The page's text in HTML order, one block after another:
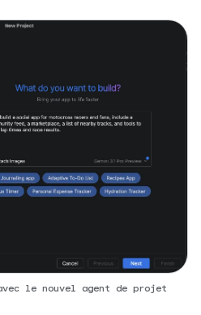
le nouvel agent de projet